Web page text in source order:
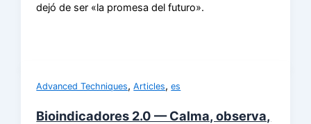
dejó de ser «la promesa del futuro».
Advanced Techniques,Articles,es
Bioindicadores 2.0 — Calma, observa,